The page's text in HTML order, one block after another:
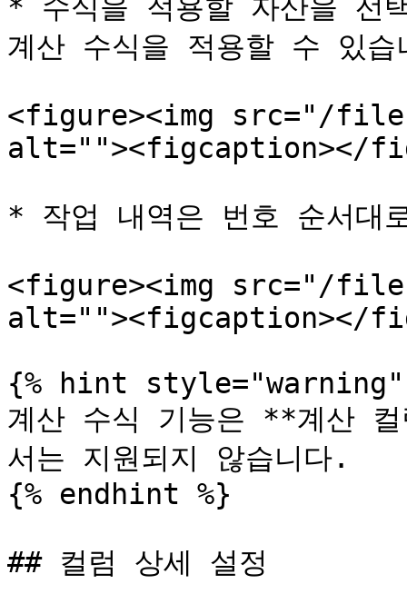
* 수식을 적용할 자산을 선
계산 수식을 적용할 수 있습
<figure><img src="/files/
alt=""><figcaption></
* 작업 내역은 번호 순서대
<figure><img src="/files/
alt=""><figcaption></
{% hint style="warning"
계산 수식 기능은 **계산
서는 지원되지 않습니다.
{% endhint %}
## 컬럼 상세 설정